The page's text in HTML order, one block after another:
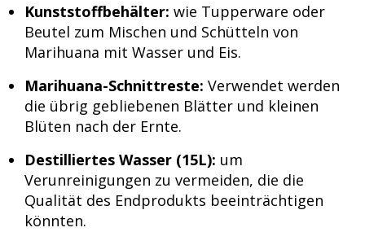
Kunststoffbehälter: wie Tupperware oder
Beutel zum Mischen und Schütteln von
Marihuana mit Wasser und Eis.
Marihuana-Schnittreste: Verwendet werden
die übrig gebliebenen Blätter und kleinen
Blüten nach der Ernte.
Destilliertes Wasser (15L): um
Verunreinigungen zu vermeiden, die die
Qualität des Endprodukts beeinträchtigen
könnten.